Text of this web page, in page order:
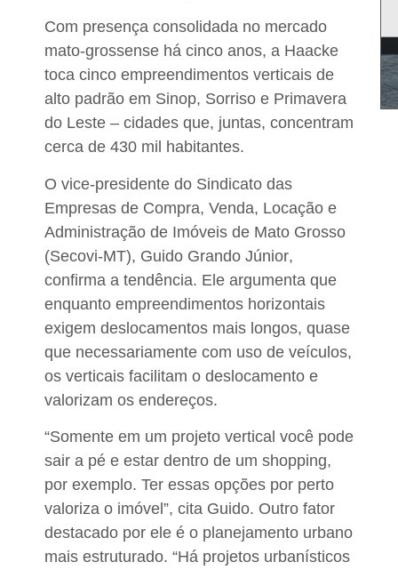
Com presença consolidada no mercado
mato-grossense há cinco anos, a Haacke
toca cinco empreendimentos verticais de
alto padrão em Sinop, Sorriso e Primavera
do Leste – cidades que, juntas, concentram
cerca de 430 mil habitantes.
O vice-presidente do Sindicato das
Empresas de Compra, Venda, Locação e
Administração de Imóveis de Mato Grosso
(Secovi-MT), Guido Grando Júnior,
confirma a tendência. Ele argumenta que
enquanto empreendimentos horizontais
exigem deslocamentos mais longos, quase
que necessariamente com uso de veículos,
os verticais facilitam o deslocamento e
valorizam os endereços.
“Somente em um projeto vertical você pode
sair a pé e estar dentro de um shopping,
por exemplo. Ter essas opções por perto
valoriza o imóvel”, cita Guido. Outro fator
destacado por ele é o planejamento urbano
mais estruturado. “Há projetos urbanísticos